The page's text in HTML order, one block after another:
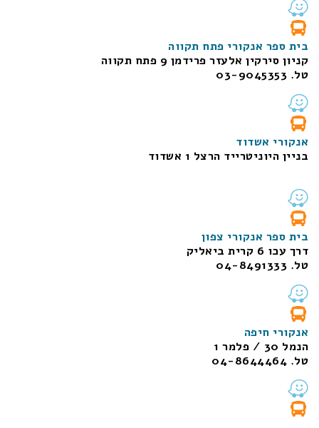
בית ספר אנקורי פתח תקווה
קניון סירקין אלעזר פרידמן 9 פתח תקווה
טל. 03-9045353
אנקורי אשדוד
בניין היוניטרייד הרצל 1 אשדוד
בית ספר אנקורי צפון
דרך עכו 6 קרית ביאליק
טל. 04-8491333
אנקורי חיפה
הנמל 30 / פלמר 1
טל. 04-8644464